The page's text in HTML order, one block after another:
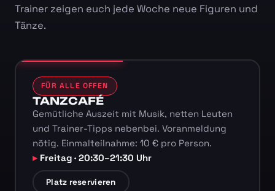
Trainer zeigen euch jede Woche neue Figuren und
Tänze.
FÜR ALLE OFFEN
TANZCAFÉ
Gemütliche Auszeit mit Musik, netten Leuten
und Trainer-Tipps nebenbei. Voranmeldung
nötig. Einmalteilnahme: 10 € pro Person.
Freitag · 20:30–21:30 Uhr
Platz reservieren